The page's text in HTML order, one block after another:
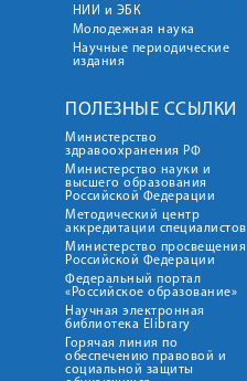
НИИ и ЭБК
Молодежная наука
Научные периодические
издания
ПОЛЕЗНЫЕ ССЫЛКИ
Министерство
здравоохранения РФ
Министерство науки и
высшего образования
Российской Федерации
Методический центр
аккредитации специалистов
Министерство просвещения
Российской Федерации
Федеральный портал
«Российское образование»
Научная электронная
библиотека Elibrary
Горячая линия по
обеспечению правовой и
социальной защиты